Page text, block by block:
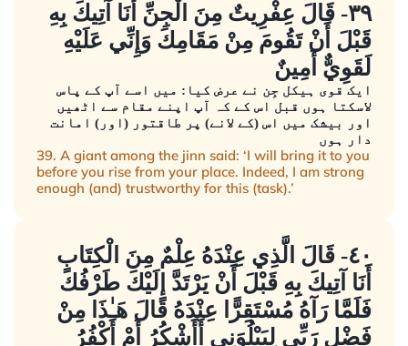
٣٩- قَالَ عِفْرِيتٌ مِنَ الْجِنِّ أَنَا آتِيكَ بِهِ
قَبْلَ أَنْ تَقُومَ مِنْ مَقَامِكَ وَإِنِّي عَلَيْهِ
لَقَوِيٌّ أَمِينٌ
ایک قوی ہیکل جِن نے عرض کیا: میں اسے آپ کے پاس
لاسکتا ہوں قبل اس کے کہ آپ اپنے مقام سے اٹھیں
اور بیشک میں اس (کے لانے) پر طاقتور (اور) امانت
دار ہوں
39. A giant among the jinn said: ‘I will bring it to you
before you rise from your place. Indeed, I am strong
enough (and) trustworthy for this (task).’
٤٠- قَالَ الَّذِي عِنْدَهُ عِلْمٌ مِنَ الْكِتَابِ
أَنَا آتِيكَ بِهِ قَبْلَ أَنْ يَرْتَدَّ إِلَيْكَ طَرْفُكَ
فَلَمَّا رَآهُ مُسْتَقِرًّا عِنْدَهُ قَالَ هَـٰذَا مِنْ
فَضْلِ رَبِّي لِيَبْلُوَنِي أَأَشْكُرُ أَمْ أَكْفُرُ